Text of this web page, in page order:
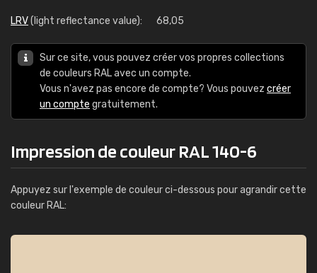
LRV(light reflectance value): 68,05
Sur ce site, vous pouvez créer vos propres collections
de couleurs RAL avec un compte.
Vous n'avez pas encore de compte? Vous pouvez créer
un compte gratuitement.
Impression de couleur RAL 140-6
Appuyez sur l'exemple de couleur ci-dessous pour agrandir cette
couleur RAL: